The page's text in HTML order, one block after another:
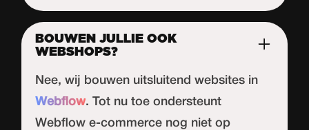
BOUWEN JULLIE OOK
WEBSHOPS?
Nee, wij bouwen uitsluitend websites in
Webflow. Tot nu toe ondersteunt
Webflow e-commerce nog niet op